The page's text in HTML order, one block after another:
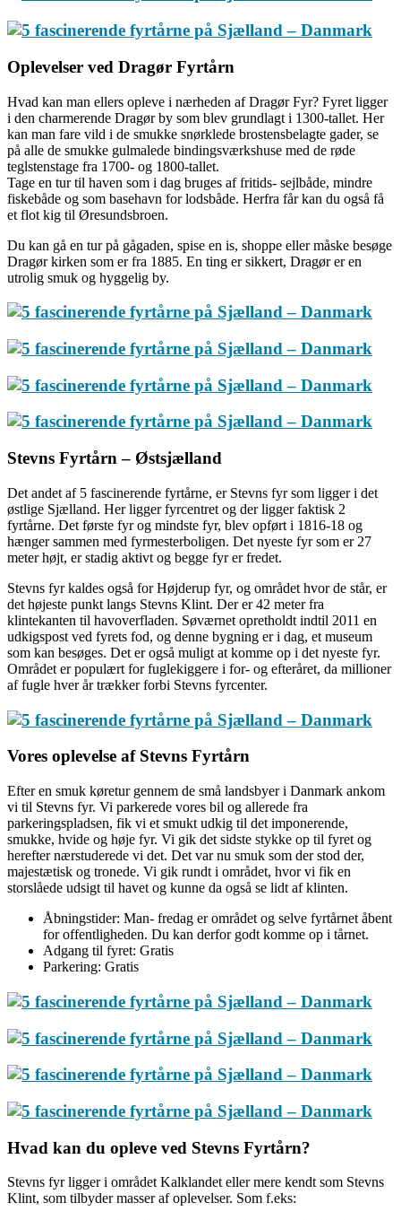
Oplevelser ved Dragør Fyrtårn
Hvad kan man ellers opleve i nærheden af Dragør Fyr? Fyret ligger
i den charmerende Dragør by som blev grundlagt i 1300-tallet. Her
kan man fare vild i de smukke snørklede brostensbelagte gader, se
på alle de smukke gulmalede bindingsværkshuse med de røde
teglstenstage fra 1700- og 1800-tallet.
Tage en tur til haven som i dag bruges af fritids- sejlbåde, mindre
fiskebåde og som basehavn for lodsbåde. Herfra får kan du også få
et flot kig til Øresundsbroen.
Du kan gå en tur på gågaden, spise en is, shoppe eller måske besøge
Dragør kirken som er fra 1885. En ting er sikkert, Dragør er en
utrolig smuk og hyggelig by.
Stevns Fyrtårn – Østsjælland
Det andet af 5 fascinerende fyrtårne, er Stevns fyr som ligger i det
østlige Sjælland. Her ligger fyrcentret og der ligger faktisk 2
fyrtårne. Det første fyr og mindste fyr, blev opført i 1816-18 og
hænger sammen med fyrmesterboligen. Det nyeste fyr som er 27
meter højt, er stadig aktivt og begge fyr er fredet.
Stevns fyr kaldes også for Højderup fyr, og området hvor de står, er
det højeste punkt langs Stevns Klint. Der er 42 meter fra
klintekanten til havoverfladen. Søværnet opretholdt indtil 2011 en
udkigspost ved fyrets fod, og denne bygning er i dag, et museum
som kan besøges. Det er også muligt at komme op i det nyeste fyr.
Området er populært for fuglekiggere i for- og efteråret, da millioner
af fugle hver år trækker forbi Stevns fyrcenter.
Vores oplevelse af Stevns Fyrtårn
Efter en smuk køretur gennem de små landsbyer i Danmark ankom
vi til Stevns fyr. Vi parkerede vores bil og allerede fra
parkeringspladsen, fik vi et smukt udkig til det imponerende,
smukke, hvide og høje fyr. Vi gik det sidste stykke op til fyret og
herefter nærstuderede vi det. Det var nu smuk som der stod der,
majestætisk og tronede. Vi gik rundt i området, hvor vi fik en
storslåede udsigt til havet og kunne da også se lidt af klinten.
Åbningstider: Man- fredag er området og selve fyrtårnet åbent
for offentligheden. Du kan derfor godt komme op i tårnet.
Adgang til fyret: Gratis
Parkering: Gratis
Hvad kan du opleve ved Stevns Fyrtårn?
Stevns fyr ligger i området Kalklandet eller mere kendt som Stevns
Klint, som tilbyder masser af oplevelser. Som f.eks: